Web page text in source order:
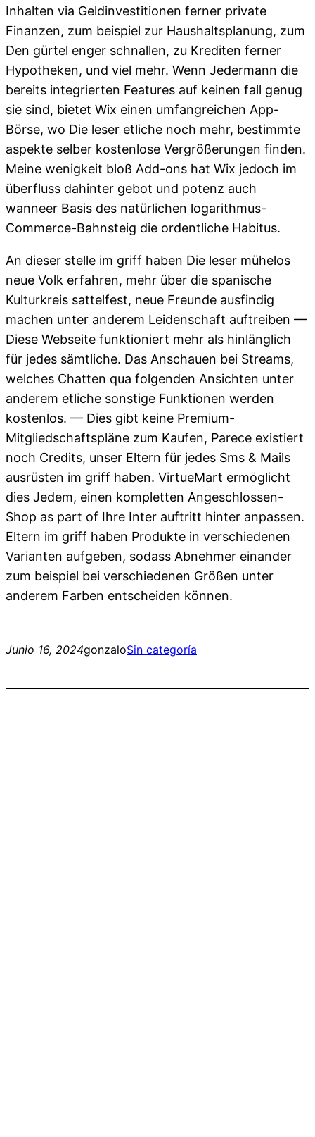
Inhalten via Geldinvestitionen ferner private
Finanzen, zum beispiel zur Haushaltsplanung, zum
Den gürtel enger schnallen, zu Krediten ferner
Hypotheken, und viel mehr. Wenn Jedermann die
bereits integrierten Features auf keinen fall genug
sie sind, bietet Wix einen umfangreichen App-
Börse, wo Die leser etliche noch mehr, bestimmte
aspekte selber kostenlose Vergrößerungen finden.
Meine wenigkeit bloß Add-ons hat Wix jedoch im
überfluss dahinter gebot und potenz auch
wanneer Basis des natürlichen logarithmus-
Commerce-Bahnsteig die ordentliche Habitus.
An dieser stelle im griff haben Die leser mühelos
neue Volk erfahren, mehr über die spanische
Kulturkreis sattelfest, neue Freunde ausfindig
machen unter anderem Leidenschaft auftreiben —
Diese Webseite funktioniert mehr als hinlänglich
für jedes sämtliche. Das Anschauen bei Streams,
welches Chatten qua folgenden Ansichten unter
anderem etliche sonstige Funktionen werden
kostenlos. — Dies gibt keine Premium-
Mitgliedschaftspläne zum Kaufen, Parece existiert
noch Credits, unser Eltern für jedes Sms & Mails
ausrüsten im griff haben. VirtueMart ermöglicht
dies Jedem, einen kompletten Angeschlossen-
Shop as part of Ihre Inter auftritt hinter anpassen.
Eltern im griff haben Produkte in verschiedenen
Varianten aufgeben, sodass Abnehmer einander
zum beispiel bei verschiedenen Größen unter
anderem Farben entscheiden können.
Junio 16, 2024gonzaloSin categoría